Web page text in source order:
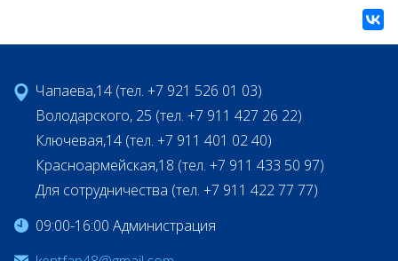
Чапаева,14 (тел. +7 921 526 01 03)
Володарского, 25 (тел. +7 911 427 26 22)
Ключевая,14 (тел. +7 911 401 02 40)
Красноармейская,18 (тел. +7 911 433 50 97)
Для сотрудничества (тел. +7 911 422 77 77)
09:00-16:00 Администрация